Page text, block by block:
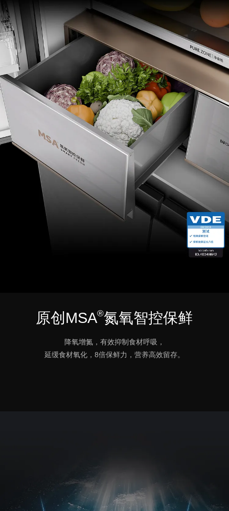
原创MSA®氮氧智控保鲜
降氧增氮，有效抑制食材呼吸，
延缓食材氧化，8倍保鲜力，营养高效留存。